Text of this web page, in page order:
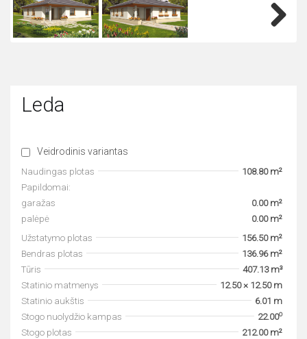
Leda
Veidrodinis variantas
Naudingas plotas
108.80 m²
Papildomai:
garažas
0.00 m²
palėpė
0.00 m²
Užstatymo plotas
156.50 m²
Bendras plotas
136.96 m²
Tūris
407.13 m³
Statinio matmenys
12.50 × 12.50 m
Statinio aukštis
6.01 m
Stogo nuolydžio kampas
22.00o
Stogo plotas
212.00 m²